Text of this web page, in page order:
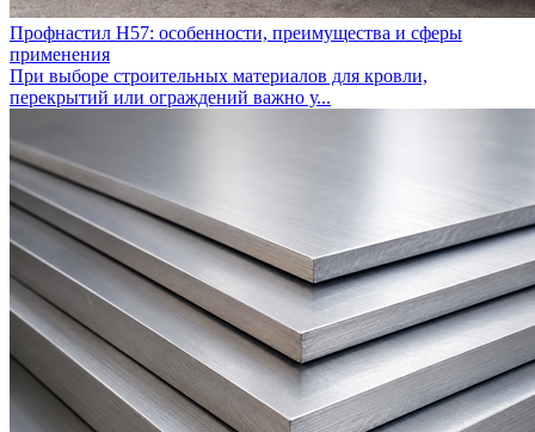
Профнастил Н57: особенности, преимущества и сферы
применения
При выборе строительных материалов для кровли,
перекрытий или ограждений важно у...